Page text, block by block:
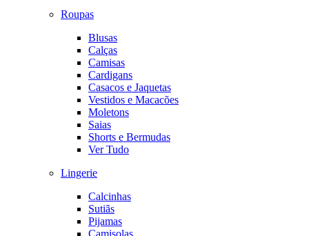
Roupas
Blusas
Calças
Camisas
Cardigans
Casacos e Jaquetas
Vestidos e Macacões
Moletons
Saias
Shorts e Bermudas
Ver Tudo
Lingerie
Calcinhas
Sutiãs
Pijamas
Camisolas